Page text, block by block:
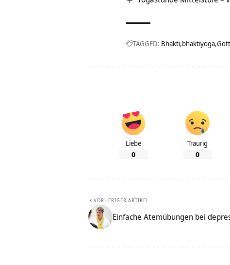
TAGGED: Bhakti bhaktiyoga Gott
Liebe
0
Traurig
0
VORHERIGER ARTIKEL
Einfache Atemübungen bei